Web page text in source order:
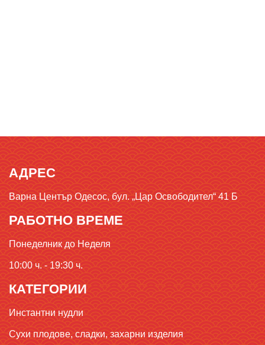
АДРЕС
Варна Център Одесос, бул. „Цар Освободител“ 41 Б
РАБОТНО ВРЕМЕ
Понеделник до Неделя
10:00 ч. - 19:30 ч.
КАТЕГОРИИ
Инстантни нудли
Сухи плодове, сладки, захарни изделия